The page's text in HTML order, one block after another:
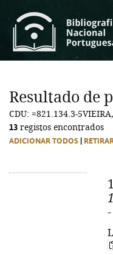
Resultado de
CDU: =821.134.3-
13 registos encontrados
ADICIONAR TODOS